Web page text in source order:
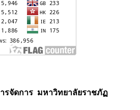
รจัดการ มหาวิทยาลัยราชภัฏ